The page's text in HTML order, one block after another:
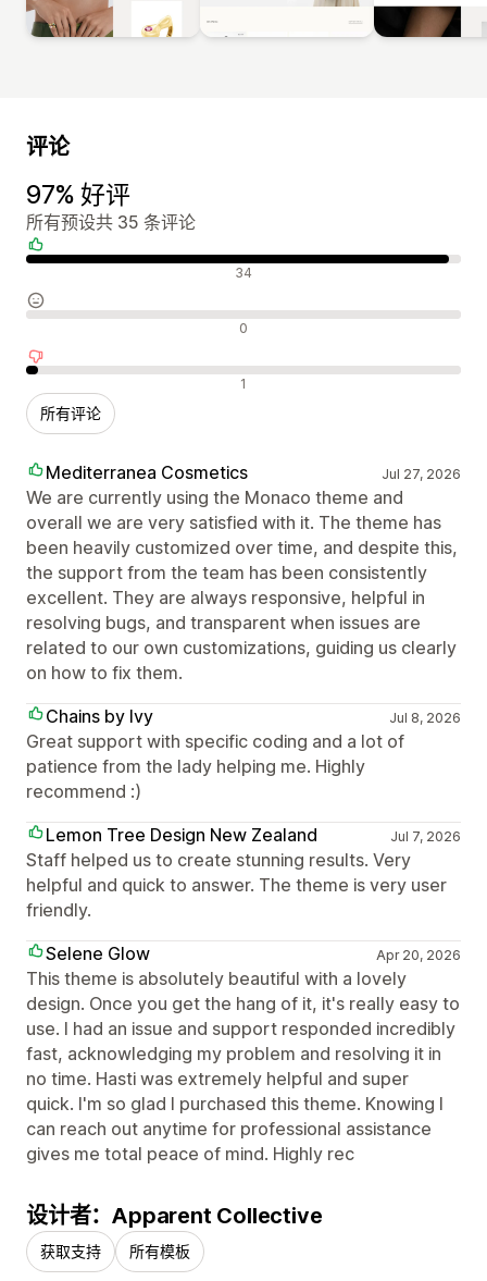
评论
97% 好评
所有预设共 35 条评论
好评 34
中评 0
差评 1
所有评论
Mediterranea Cosmetics Jul 27, 2026
We are currently using the Monaco theme and
overall we are very satisfied with it. The theme has
been heavily customized over time, and despite this,
the support from the team has been consistently
excellent. They are always responsive, helpful in
resolving bugs, and transparent when issues are
related to our own customizations, guiding us clearly
on how to fix them.
Chains by Ivy
Jul 8, 2026
Great support with specific coding and a lot of
patience from the lady helping me. Highly
recommend :)
Lemon Tree Design New Zealand
Jul 7, 2026
Staff helped us to create stunning results. Very
helpful and quick to answer. The theme is very user
friendly.
Selene Glow
Apr 20, 2026
This theme is absolutely beautiful with a lovely
design. Once you get the hang of it, it's really easy to
use. I had an issue and support responded incredibly
fast, acknowledging my problem and resolving it in
no time. Hasti was extremely helpful and super
quick. I'm so glad I purchased this theme. Knowing I
can reach out anytime for professional assistance
gives me total peace of mind. Highly rec
设计者：Apparent Collective
获取支持 所有模板